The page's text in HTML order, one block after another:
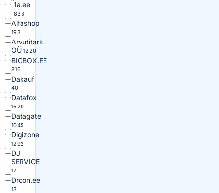
1a.ee
833
Alfashop
193
Arvutitark
OÜ 1220
BIGBOX.EE
816
Dakauf
40
Datafox
1520
Datagate
1045
Digizone
1292
DJ
SERVICE
17
Droon.ee
13